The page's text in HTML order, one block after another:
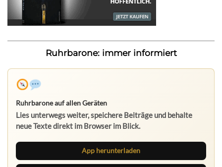
Ruhrbarone: immer informiert
Ruhrbarone auf allen Geräten
Lies unterwegs weiter, speichere Beiträge und behalte
neue Texte direkt im Browser im Blick.
App herunterladen